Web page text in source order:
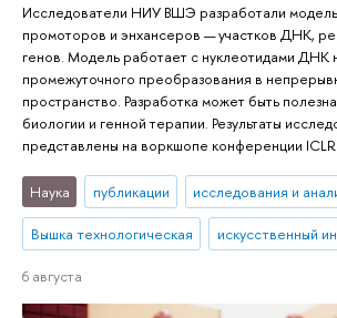
Исследователи НИУ ВШЭ разработали
промоторов и энхансеров — участков ДНК,
генов. Модель работает с нуклеотидами ДНК
промежуточного преобразования в
пространство. Разработка может быть
биологии и генной терапии. Результаты
представлены на воркшопе конференции ICLR
Наука публикации исследования и
Вышка технологическая искусственный
6 августа